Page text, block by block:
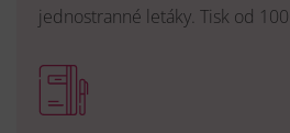
jednostranné letáky. Tisk od 100